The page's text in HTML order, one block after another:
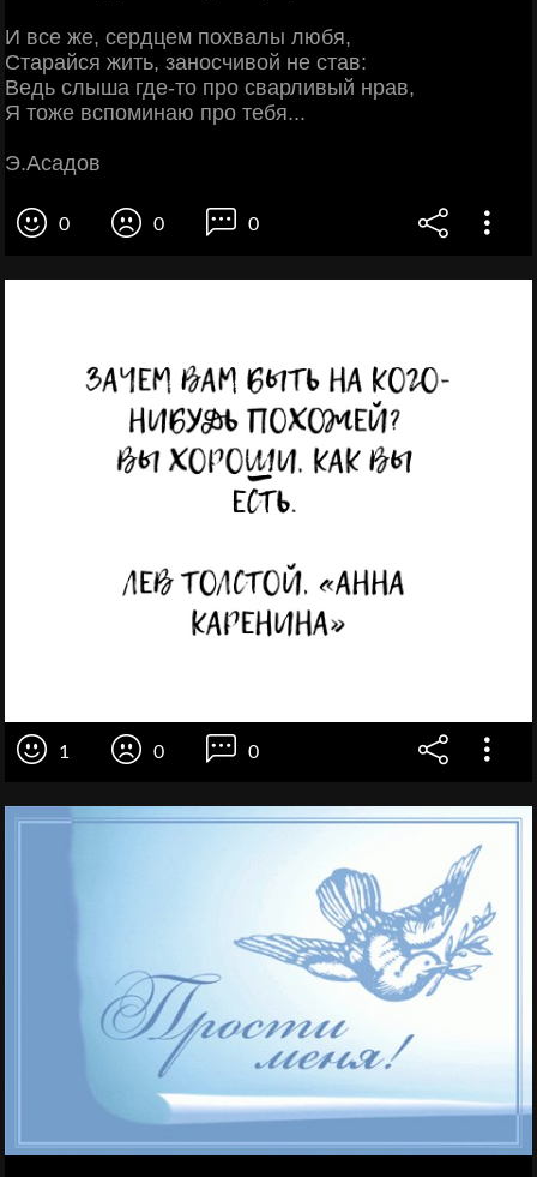
И все же, сердцем похвалы любя,
Старайся жить, заносчивой не став:
Ведь слыша где-то про сварливый нрав,
Я тоже вспоминаю про тебя...
Э.Асадов
0 0 0
1 0 0